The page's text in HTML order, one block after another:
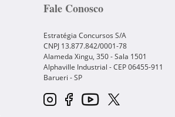
Fale Conosco
Estratégia Concursos S/A
CNPJ 13.877.842/0001-78
Alameda Xingu, 350 - Sala 1501
Alphaville Industrial - CEP06455-911
Barueri -SP